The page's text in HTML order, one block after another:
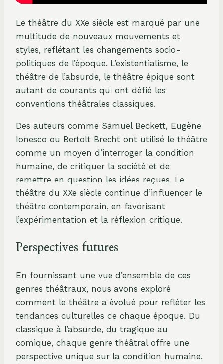
Le théâtre du XXe siècle est marqué par une
multitude de nouveaux mouvements et
styles, reflétant les changements socio-
politiques de l’époque. L’existentialisme, le
théâtre de l’absurde, le théâtre épique sont
autant de courants qui ont défié les
conventions théâtrales classiques.
Des auteurs comme Samuel Beckett, Eugène
Ionesco ou Bertolt Brecht ont utilisé le théâtre
comme un moyen d’interroger la condition
humaine, de critiquer la société et de
remettre en question les idées reçues. Le
théâtre du XXe siècle continue d’influencer le
théâtre contemporain, en favorisant
l’expérimentation et la réflexion critique.
Perspectives futures
En fournissant une vue d’ensemble de ces
genres théâtraux, nous avons exploré
comment le théâtre a évolué pour refléter les
tendances culturelles de chaque époque. Du
classique à l’absurde, du tragique au
comique, chaque genre théâtral offre une
perspective unique sur la condition humaine.